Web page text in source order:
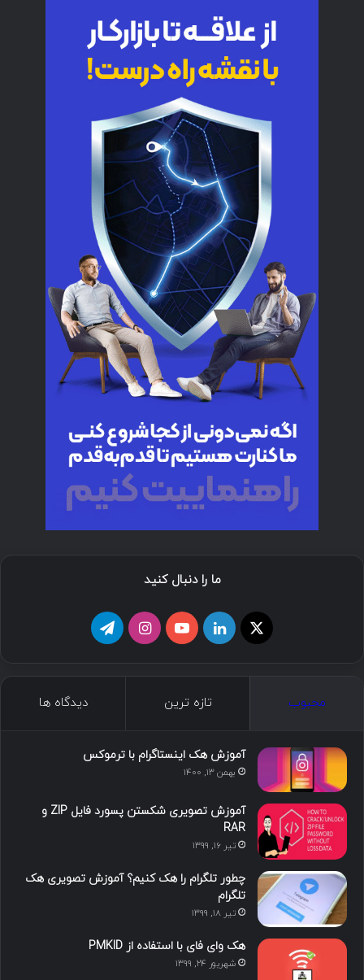
ما را دنبال کنید
د
ی
ن
و
ت
گ
ا
ا
محبوب تازه ترین دیدگاه ها
آموزش هک اینستاگرام با ترموکس
بهمن ۱۳, ۱۴۰۰
آموزش تصویری شکستن پسورد فایل ZIP و
RAR
تیر ۱۶, ۱۳۹۹
چطور تلگرام را هک کنیم؟ آموزش تصویری هک
تلگرام
تیر ۱۸, ۱۳۹۹
هک وای فای با استفاده از PMKID
شهریور ۲۴, ۱۳۹۹